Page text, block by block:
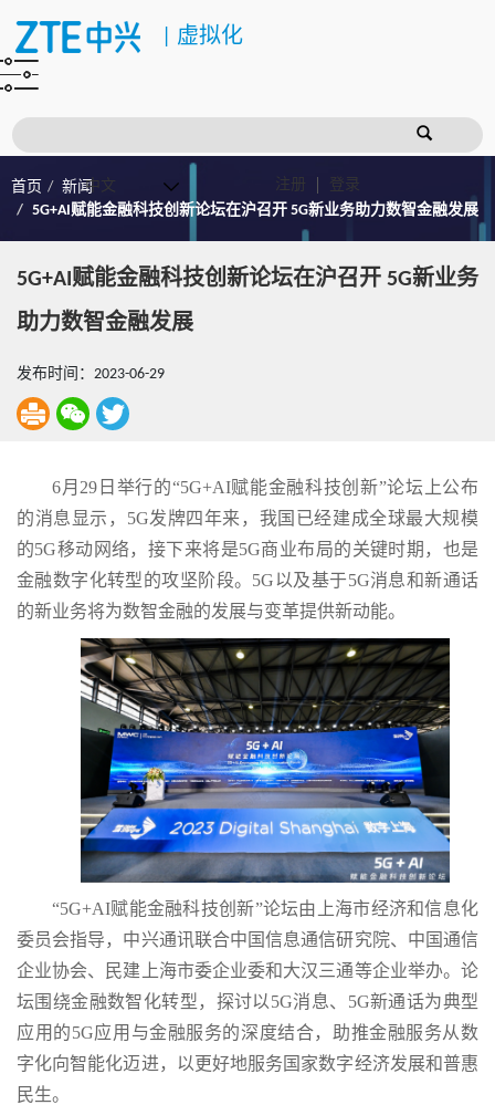
虚拟化
注册 登录
首页
新闻
5G+AI赋能金融科技创新论坛在沪召开 5G新业务助力数智金融发展
5G+AI赋能金融科技创新论坛在沪召开 5G新业务
助力数智金融发展
发布时间：2023-06-29
6月29日举行的“5G+AI赋能金融科技创新”论坛上公布
的消息显示，5G发牌四年来，我国已经建成全球最大规模
的5G移动网络，接下来将是5G商业布局的关键时期，也是
金融数字化转型的攻坚阶段。5G以及基于5G消息和新通话
的新业务将为数智金融的发展与变革提供新动能。
“5G+AI赋能金融科技创新”论坛由上海市经济和信息化
委员会指导，中兴通讯联合中国信息通信研究院、中国通信
企业协会、民建上海市委企业委和大汉三通等企业举办。论
坛围绕金融数智化转型，探讨以5G消息、5G新通话为典型
应用的5G应用与金融服务的深度结合，助推金融服务从数
字化向智能化迈进，以更好地服务国家数字经济发展和普惠
民生。